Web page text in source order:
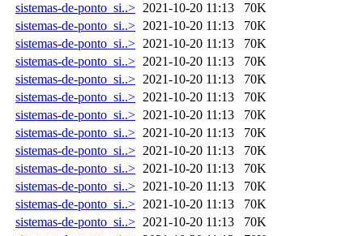
sistemas-de-ponto_si..> 2021-10-20 11:13
70K
sistemas-de-ponto_si..> 2021-10-20 11:13
70K
sistemas-de-ponto_si..> 2021-10-20 11:13
70K
sistemas-de-ponto_si..> 2021-10-20 11:13
70K
sistemas-de-ponto_si..> 2021-10-20 11:13
70K
sistemas-de-ponto_si..> 2021-10-20 11:13
70K
sistemas-de-ponto_si..> 2021-10-20 11:13
70K
sistemas-de-ponto_si..> 2021-10-20 11:13
70K
sistemas-de-ponto_si..> 2021-10-20 11:13
70K
sistemas-de-ponto_si..> 2021-10-20 11:13
70K
sistemas-de-ponto_si..> 2021-10-20 11:13
70K
sistemas-de-ponto_si..> 2021-10-20 11:13
70K
sistemas-de-ponto_si..> 2021-10-20 11:13
70K